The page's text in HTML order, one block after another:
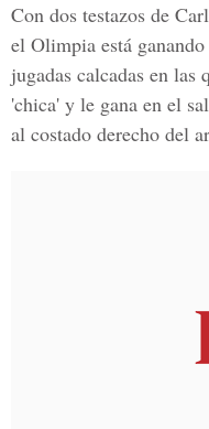
Con dos testazos de
el Olimpia está
jugadas calcadas en
'chica' y le gana en el
al costado derecho del